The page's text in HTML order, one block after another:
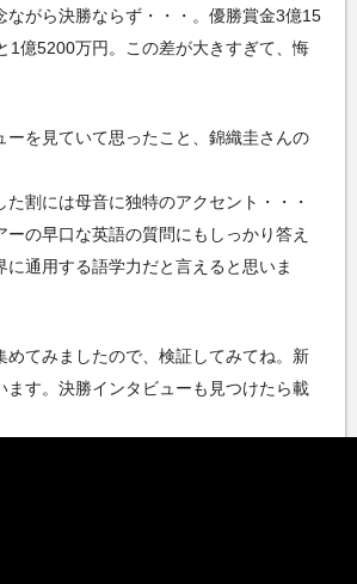
ながら決勝ならず・・・。優勝賞金3億15
1億5200万円。この差が大きすぎて、悔
ーを見ていて思ったこと、錦織圭さんの
た割には母音に独特のアクセント・・・
ーの早口な英語の質問にもしっかり答え
に通用する語学力だと言えると思いま
めてみましたので、検証してみてね。新
ます。決勝インタビューも見つけたら載